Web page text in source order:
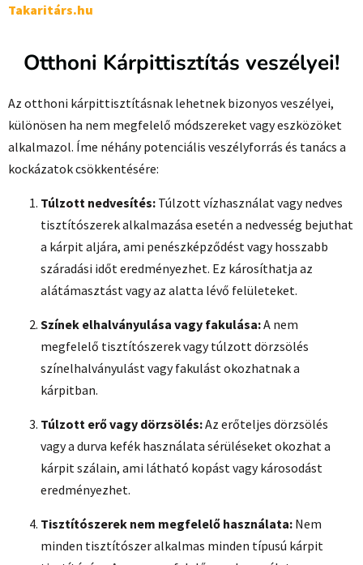
Takaritárs.hu
Otthoni Kárpittisztítás veszélyei!
Az otthoni kárpittisztításnak lehetnek bizonyos veszélyei,
különösen ha nem megfelelő módszereket vagy eszközöket
alkalmazol. Íme néhány potenciális veszélyforrás és tanács a
kockázatok csökkentésére:
Túlzott nedvesítés: Túlzott vízhasználat vagy nedves
tisztítószerek alkalmazása esetén a nedvesség bejuthat
a kárpit aljára, ami penészképződést vagy hosszabb
száradási időt eredményezhet. Ez károsíthatja az
alátámasztást vagy az alatta lévő felületeket.
Színek elhalványulása vagy fakulása:A nem
megfelelő tisztítószerek vagy túlzott dörzsölés
színelhalványulást vagy fakulást okozhatnak a
kárpitban.
Túlzott erő vagy dörzsölés:Az erőteljes dörzsölés
vagy a durva kefék használata sérüléseket okozhat a
kárpit szálain, ami látható kopást vagy károsodást
eredményezhet.
Tisztítószerek nem megfelelő használata: Nem
minden tisztítószer alkalmas minden típusú kárpit